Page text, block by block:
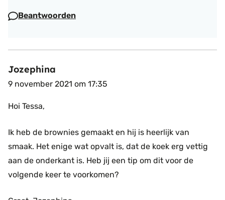
Beantwoorden
Jozephina
9 november 2021 om 17:35
Hoi Tessa,
Ik heb de brownies gemaakt en hij is heerlijk van
smaak. Het enige wat opvalt is, dat de koek erg vettig
aan de onderkant is. Heb jij een tip om dit voor de
volgende keer te voorkomen?